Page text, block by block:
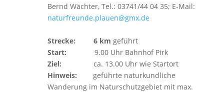
Bernd Wächter, Tel.: 03741/44 04 35; E-Mail:
naturfreunde.plauen@gmx.de
Strecke: 6 km geführt
Start: 9.00 Uhr Bahnhof Pirk
Ziel: ca. 13.00 Uhr wie Startort
Hinweis: geführte naturkundliche
Wanderung im Naturschutzgebiet mit max.